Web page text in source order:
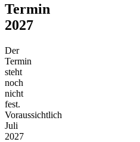
Termin
2027
Der
Termin
steht
noch
nicht
fest.
Voraussichtlich
Juli
2027